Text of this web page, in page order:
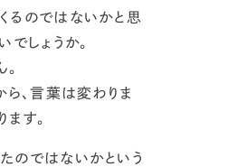
るのではないかと思
しょうか。
、言葉は変わりま
ます。
のではないかという